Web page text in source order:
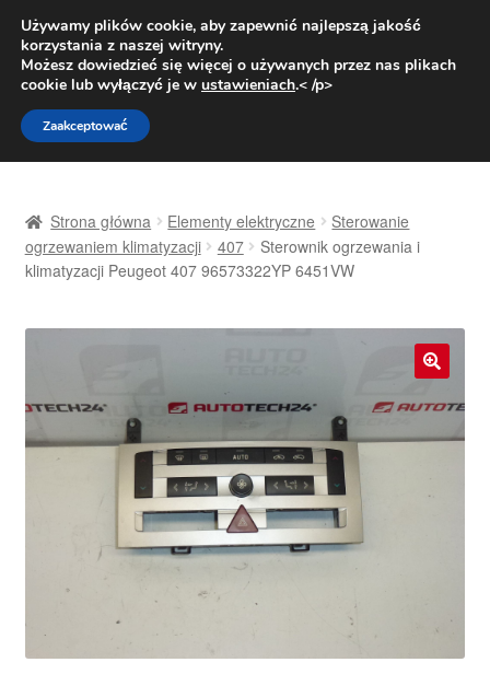
DOSTAWA od 31 zł
Pn.-pt. 9:00-16:00800 003 167
Przejdź
do
nawigacji
Przejdź
do
treści
Dostawa
Moje konto
Polityka prywatności
Procedura reklamacyjna
Strona główna Elementy elektryczne
Sterowanie
ogrzewaniem klimatyzacji
407
Sterownik ogrzewania i
klimatyzacji Peugeot 407 96573322YP 6451VW
Używamy plików cookie, aby zapewnić najlepszą jakość
korzystania z naszej witryny.
Możesz dowiedzieć się więcej o używanych przez nas plikach
cookie lub wyłączyć je w ustawieniach.< /p>
Zaakceptować